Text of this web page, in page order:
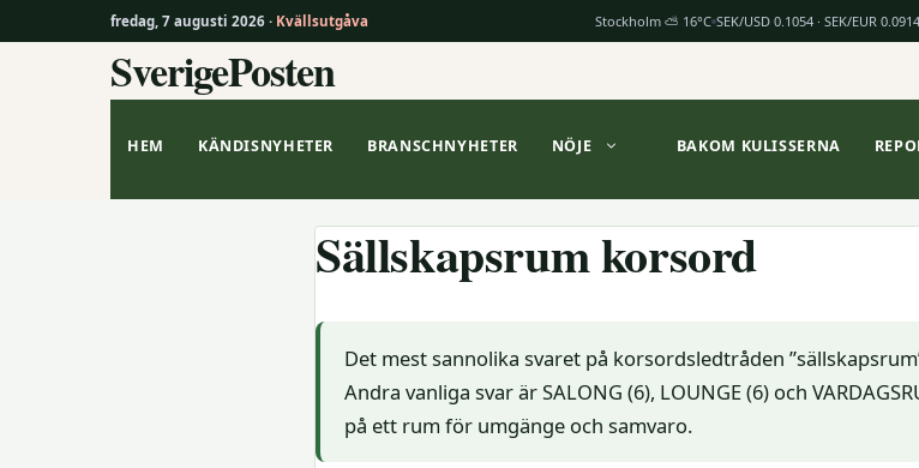
fredag, 7 augusti 2026 · Kvällsutgåva Stockholm ⛅ 16°C SEK/USD 0.1054 · SEK/EUR 0.0914
SverigePosten
HEM KÄNDISNYHETER BRANSCHNYHETER NÖJE BAKOM KULISSERNA
Sällskapsrum korsord
Det mest sannolika svaret på korsordsledtråden
Andra vanliga svar är SALONG (6), LOUNGE (6) och
på ett rum för umgänge och samvaro.